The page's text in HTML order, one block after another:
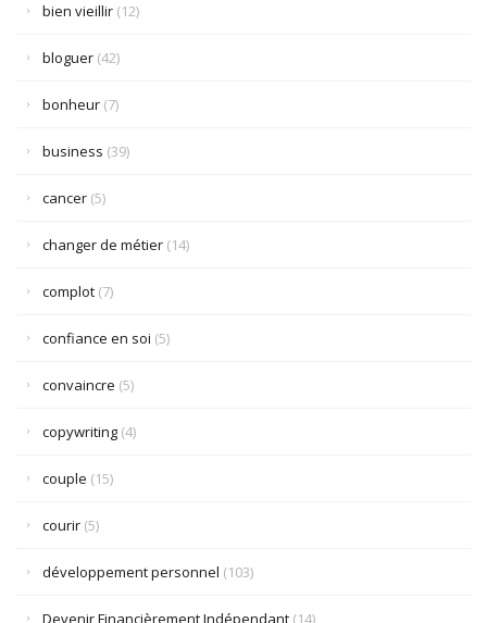
bien vieillir (12)
bloguer (42)
bonheur (7)
business (39)
cancer (5)
changer de métier (14)
complot (7)
confiance en soi (5)
convaincre (5)
copywriting (4)
couple (15)
courir (5)
développement personnel (103)